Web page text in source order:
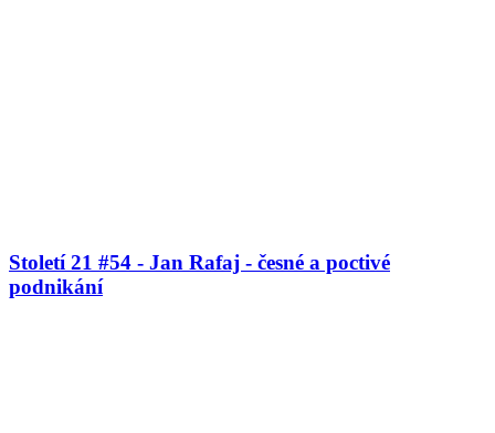
Století 21 #54 - Jan Rafaj - česné a poctivé
podnikání